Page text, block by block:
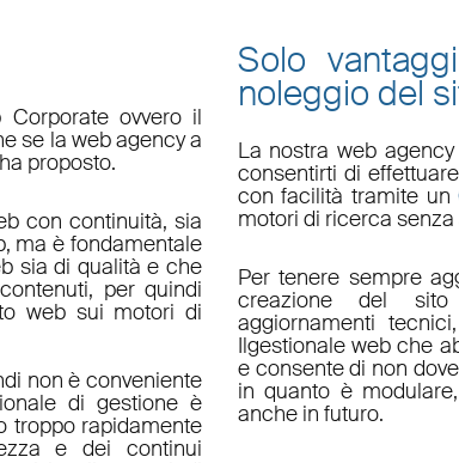
ovvero il
se la web agency a
proposto.
con continuità, sia
ma è fondamentale
sia di qualità e che
per quindi
web sui motori di
non è conveniente
di gestione è
troppo rapidamente
e dei continui
Solo
noleggio del
La nostraweb
consentirti di
con facilità tramite un
motori di ricerca
Per tenere sempre
creazione del sito
aggiornamenti tecnici
Ilgestionale webche
e consente di non
in quanto è modulare
anche in futuro.